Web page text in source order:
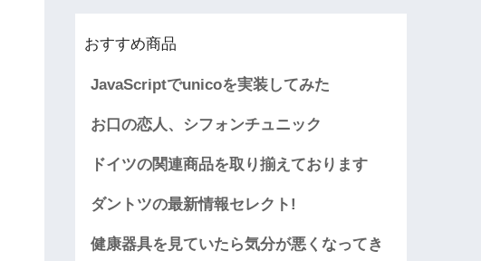
おすすめ商品
JavaScriptでunicoを実装してみた
お口の恋人、シフォンチュニック
ドイツの関連商品を取り揃えております
ダントツの最新情報セレクト!
健康器具を見ていたら気分が悪くなってき